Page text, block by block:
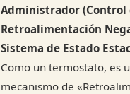
Administrador (Control
Retroalimentación
Sistema de Estado
Como un termostato, es
mecanismo de